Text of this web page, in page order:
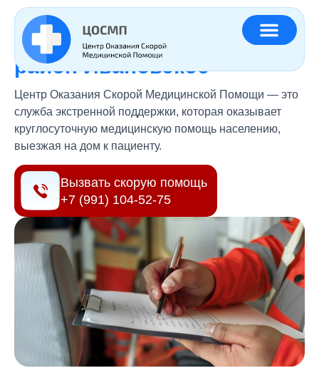
Главная »Регионы Платная скорая помощь район Ивановское
Платная скорая помощь
район Ивановское
Центр Оказания Скорой Медицинской Помощи — это
служба экстренной поддержки, которая оказывает
круглосуточную медицинскую помощь населению,
выезжая на дом к пациенту.
Вызвать скорую помощь
+7 (991) 104-52-75